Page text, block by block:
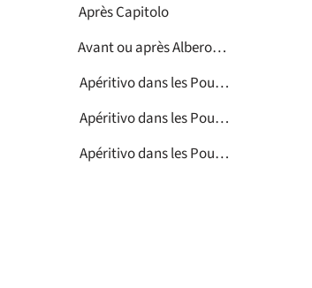
Après Capitolo
Avant ou après Alberobello
Apéritivo dans les Pouilles
Apéritivo dans les Pouilles
Apéritivo dans les Pouilles